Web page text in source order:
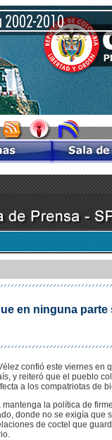
en ninguna parte
confió este viernes en
y reiteró que el pueblo
a los compatriotas de
la política de
donde no se exigía que
de coctel que